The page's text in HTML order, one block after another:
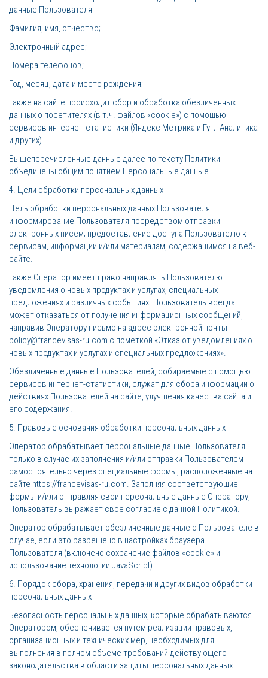
данные Пользователя
Фамилия, имя, отчество;
Электронный адрес;
Номера телефонов;
Год, месяц, дата и место рождения;
Также на сайте происходит сбор и обработка обезличенных
данных о посетителях (в т.ч. файлов «cookie») с помощью
сервисов интернет-статистики (Яндекс Метрика и Гугл Аналитика
и других).
Вышеперечисленные данные далее по тексту Политики
объединены общим понятием Персональные данные.
4. Цели обработки персональных данных
Цель обработки персональных данных Пользователя —
информирование Пользователя посредством отправки
электронных писем; предоставление доступа Пользователю к
сервисам, информации и/или материалам, содержащимся на веб-
сайте.
Также Оператор имеет право направлять Пользователю
уведомления о новых продуктах и услугах, специальных
предложениях и различных событиях. Пользователь всегда
может отказаться от получения информационных сообщений,
направив Оператору письмо на адрес электронной почты
policy@francevisas-ru.com с пометкой «Отказ от уведомлениях о
новых продуктах и услугах и специальных предложениях».
Обезличенные данные Пользователей, собираемые с помощью
сервисов интернет-статистики, служат для сбора информации о
действиях Пользователей на сайте, улучшения качества сайта и
его содержания.
5. Правовые основания обработки персональных данных
Оператор обрабатывает персональные данные Пользователя
только в случае их заполнения и/или отправки Пользователем
самостоятельно через специальные формы, расположенные на
сайте https://francevisas-ru.com. Заполняя соответствующие
формы и/или отправляя свои персональные данные Оператору,
Пользователь выражает свое согласие с данной Политикой.
Оператор обрабатывает обезличенные данные о Пользователе в
случае, если это разрешено в настройках браузера
Пользователя (включено сохранение файлов «cookie» и
использование технологии JavaScript).
6. Порядок сбора, хранения, передачи и других видов обработки
персональных данных
Безопасность персональных данных, которые обрабатываются
Оператором, обеспечивается путем реализации правовых,
организационных и технических мер, необходимых для
выполнения в полном объеме требований действующего
законодательства в области защиты персональных данных.